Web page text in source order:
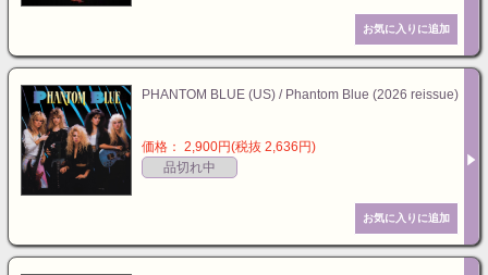
PHANTOM BLUE (US) / Phantom Blue (2026 reissue)
価格： 2,900円(税抜 2,636円)
品切れ中